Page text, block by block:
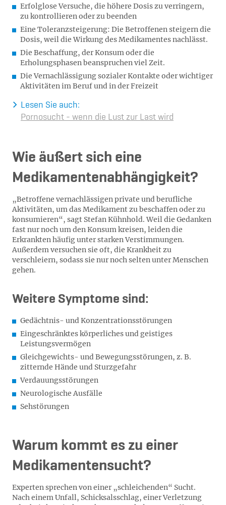
Erfolglose Versuche, die höhere Dosis zu verringern,
zu kontrollieren oder zu beenden
Eine Toleranzsteigerung: Die Betroffenen steigern die
Dosis, weil die Wirkung des Medikamentes nachlässt.
Die Beschaffung, der Konsum oder die
Erholungsphasen beanspruchen viel Zeit.
Die Vernachlässigung sozialer Kontakte oder wichtiger
Aktivitäten im Beruf und in der Freizeit
Lesen Sie auch:
Pornosucht - wenn die Lust zur Last wird
Wie äußert sich eine
Medikamentenabhängigkeit?
„Betroffene vernachlässigen private und berufliche
Aktivitäten, um das Medikament zu beschaffen oder zu
konsumieren“, sagt Stefan Kühnhold. Weil die Gedanken
fast nur noch um den Konsum kreisen, leiden die
Erkrankten häufig unter starken Verstimmungen.
Außerdem versuchen sie oft, die Krankheit zu
verschleiern, sodass sie nur noch selten unter Menschen
gehen.
Weitere Symptome sind:
Gedächtnis- und Konzentrationsstörungen
Eingeschränktes körperliches und geistiges
Leistungsvermögen
Gleichgewichts- und Bewegungsstörungen, z. B.
zitternde Hände und Sturzgefahr
Verdauungsstörungen
Neurologische Ausfälle
Sehstörungen
Warum kommt es zu einer
Medikamentensucht?
Experten sprechen von einer „schleichenden“ Sucht.
Nach einem Unfall, Schicksalsschlag, einer Verletzung